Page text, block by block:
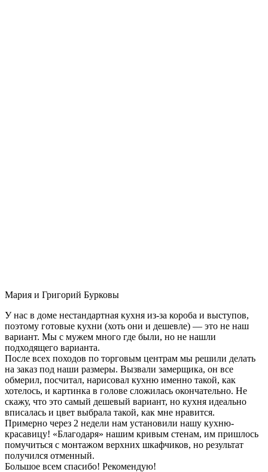
Мария и Григорий Бурковы
У нас в доме нестандартная кухня из-за короба и выступов,
поэтому готовые кухни (хоть они и дешевле) — это не наш
вариант. Мы с мужем много где были, но не нашли
подходящего варианта.
После всех походов по торговым центрам мы решили делать
на заказ под наши размеры. Вызвали замерщика, он все
обмерил, посчитал, нарисовал кухню именно такой, как
хотелось, и картинка в голове сложилась окончательно. Не
скажу, что это самый дешевый вариант, но кухня идеально
вписалась и цвет выбрала такой, как мне нравится.
Примерно через 2 недели нам установили нашу кухню-
красавицу! «Благодаря» нашим кривым стенам, им пришлось
помучиться с монтажом верхних шкафчиков, но результат
получился отменный.
Большое всем спасибо! Рекомендую!